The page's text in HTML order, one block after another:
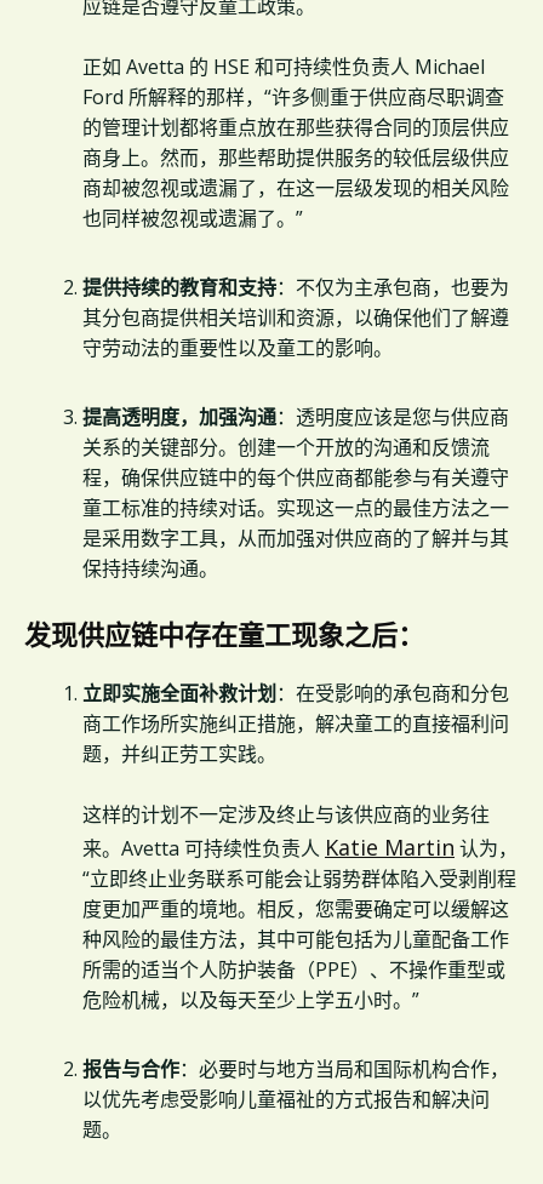
应链是否遵守反童工政策。
正如 Avetta 的 HSE 和可持续性负责人 Michael
Ford 所解释的那样，“许多侧重于供应商尽职调查
的管理计划都将重点放在那些获得合同的顶层供应
商身上。然而，那些帮助提供服务的较低层级供应
商却被忽视或遗漏了，在这一层级发现的相关风险
也同样被忽视或遗漏了。”
提供持续的教育和支持：不仅为主承包商，也要为
其分包商提供相关培训和资源，以确保他们了解遵
守劳动法的重要性以及童工的影响。
提高透明度，加强沟通：透明度应该是您与供应商
关系的关键部分。创建一个开放的沟通和反馈流
程，确保供应链中的每个供应商都能参与有关遵守
童工标准的持续对话。实现这一点的最佳方法之一
是采用数字工具，从而加强对供应商的了解并与其
保持持续沟通。
发现供应链中存在童工现象之后：
立即实施全面补救计划 ：在受影响的承包商和分包
商工作场所实施纠正措施，解决童工的直接福利问
题，并纠正劳工实践。
这样的计划不一定涉及终止与该供应商的业务往
来。Avetta 可持续性负责人 Katie Martin 认为，
“立即终止业务联系可能会让弱势群体陷入受剥削程
度更加严重的境地。相反，您需要确定可以缓解这
种风险的最佳方法，其中可能包括为儿童配备工作
所需的适当个人防护装备（PPE）、不操作重型或
危险机械，以及每天至少上学五小时。”
报告与合作：必要时与地方当局和国际机构合作，
以优先考虑受影响儿童福祉的方式报告和解决问
题。